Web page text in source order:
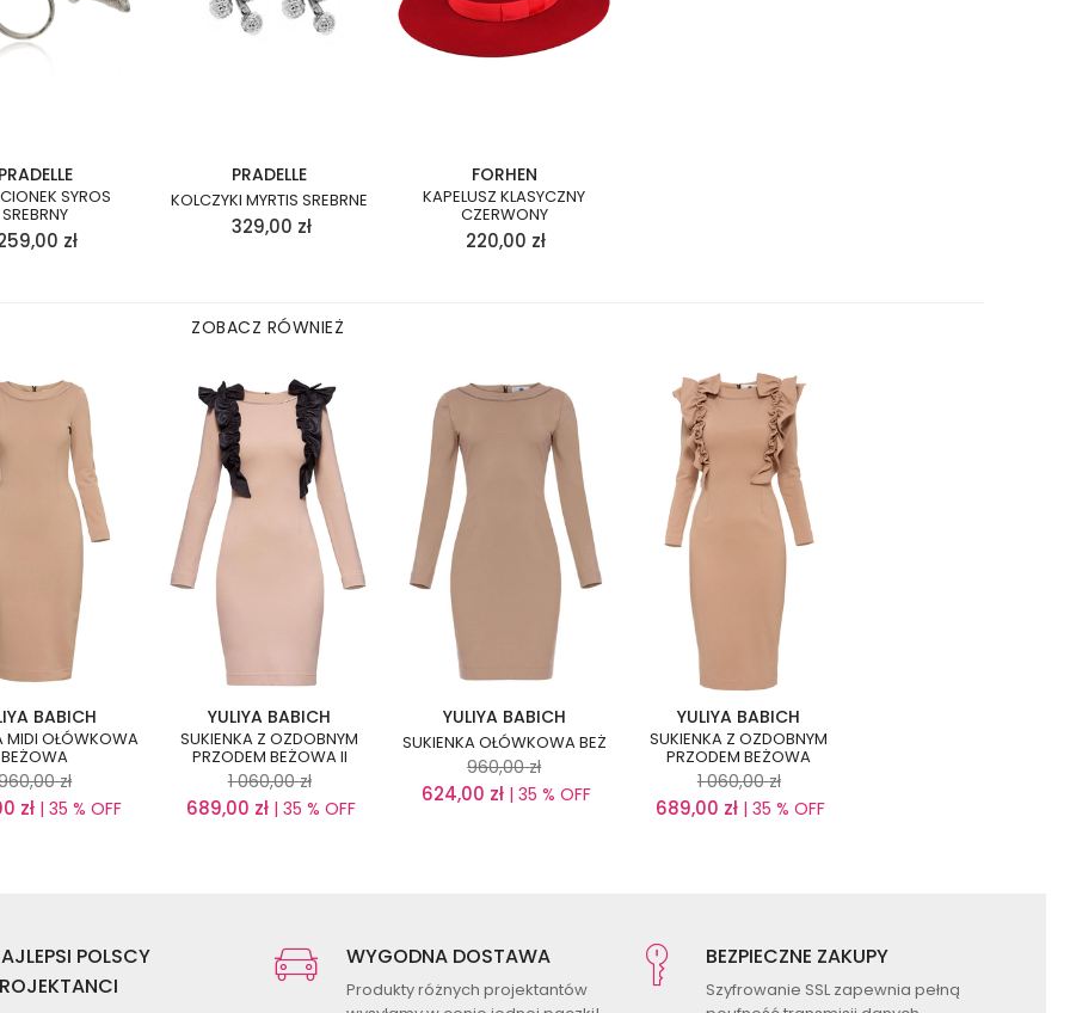
SYROS
SREBRNY
zł
PRADELLE
KOLCZYKI MYRTIS SREBRNE
329,00 zł
FORHEN
KAPELUSZ KLASYCZNY
CZERWONY
220,00 zł
ZOBACZ RÓWNIEŻ
BABICH
MIDI OŁÓWKOWA
BEŻOWA
zł
zł| 35 % OFF
YULIYA BABICH
SUKIENKA Z OZDOBNYM
PRZODEM BEŻOWA II
1 060,00 zł
689,00 zł | 35 % OFF
YULIYA BABICH
SUKIENKA OŁÓWKOWA BEŻ
960,00 zł
624,00 zł| 35 % OFF
YULIYA BABICH
SUKIENKA Z OZDOBNYM
PRZODEM BEŻOWA
1 060,00 zł
689,00 zł | 35 % OFF
POLSCY
WYGODNA DOSTAWA
Produkty różnych projektantów
BEZPIECZNE ZAKUPY
Szyfrowanie SSL zapewnia pełną